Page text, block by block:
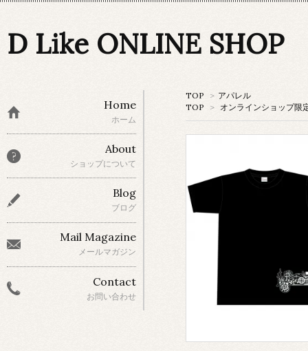
D Like ONLINE SHOP
TOP > アパレル
TOP
> オンラインショップ限
Home
ホーム
About
ショップについて
Blog
ブログ
Mail Magazine
メールマガジン
Contact
お問い合わせ